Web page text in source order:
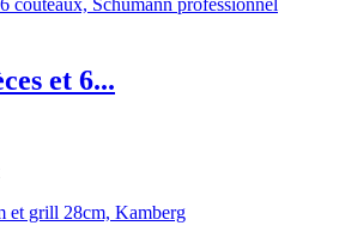
et 6...